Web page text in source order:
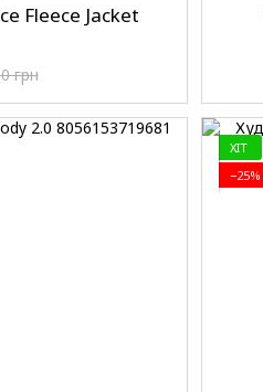
Fleece Jacket
грн
ХIT
−25%